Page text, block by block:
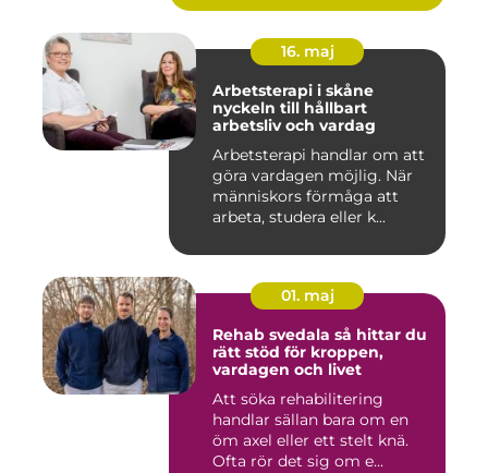
16. maj
Arbetsterapi i skåne
nyckeln till hållbart
arbetsliv och vardag
Arbetsterapi handlar om att
göra vardagen möjlig. När
människors förmåga att
arbeta, studera eller k...
01. maj
Rehab svedala så hittar du
rätt stöd för kroppen,
vardagen och livet
Att söka rehabilitering
handlar sällan bara om en
öm axel eller ett stelt knä.
Ofta rör det sig om e...